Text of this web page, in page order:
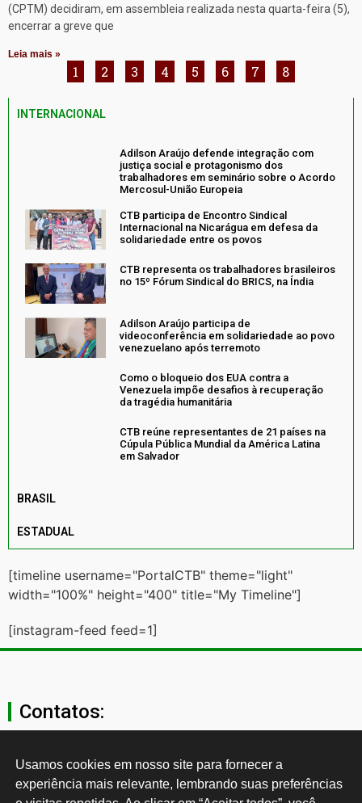
(CPTM) decidiram, em assembleia realizada nesta quarta-feira (5),
encerrar a greve que
Leia mais »
1 2 3 4 5 6 7 8
INTERNACIONAL
Adilson Araújo defende integração com
justiça social e protagonismo dos
trabalhadores em seminário sobre o Acordo
Mercosul-União Europeia
CTB participa de Encontro Sindical
Internacional na Nicarágua em defesa da
solidariedade entre os povos
CTB representa os trabalhadores brasileiros
no 15º Fórum Sindical do BRICS, na Índia
Adilson Araújo participa de
videoconferência em solidariedade ao povo
venezuelano após terremoto
Como o bloqueio dos EUA contra a
Venezuela impõe desafios à recuperação
da tragédia humanitária
CTB reúne representantes de 21 países na
Cúpula Pública Mundial da América Latina
em Salvador
BRASIL
ESTADUAL
[timeline username="PortalCTB" theme="light"
width="100%" height="400" title="My Timeline"]
[instagram-feed feed=1]
Contatos:
secgeral@ctb.org.br
11 3874-0040
Usamos cookies em nosso site para fornecer a
experiência mais relevante, lembrando suas preferências